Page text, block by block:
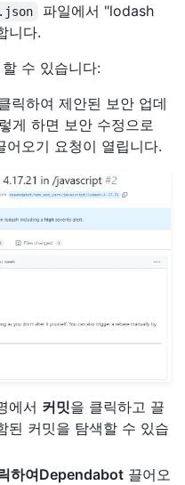
파일에서 "lodash
니다.
수 있습니다:
릭하여 제안된 보안 업데
게 하면 보안 수정으로
오기 요청이 열립니다.
에서 커밋을 클릭하고 끌
된 커밋을 탐색할 수 있습
하여Dependabot 끌어오